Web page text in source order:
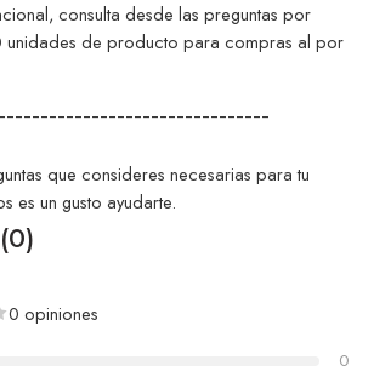
consulta desde las preguntas por
unidades de producto para compras al por
que consideres necesarias para tu
es un gusto ayudarte.
0 opiniones
0